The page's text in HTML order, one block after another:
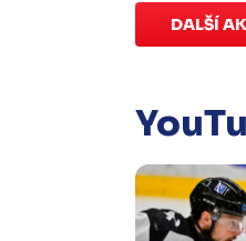
prostředí.
odehraje v
17:00
.
duel by se
března od
Zápas
DALŠÍ